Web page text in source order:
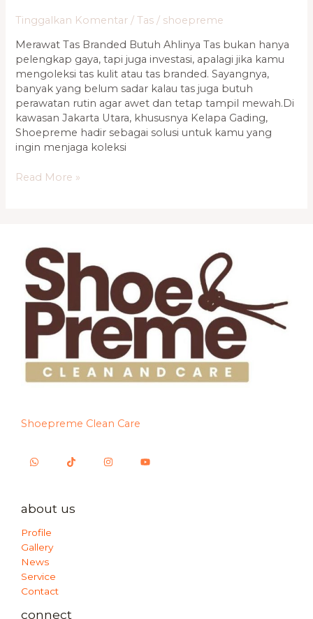
Tinggalkan Komentar /Tas / shoepreme
Merawat Tas Branded Butuh Ahlinya Tas bukan hanya
pelengkap gaya, tapi juga investasi, apalagi jika kamu
mengoleksi tas kulit atau tas branded. Sayangnya,
banyak yang belum sadar kalau tas juga butuh
perawatan rutin agar awet dan tetap tampil mewah.Di
kawasan Jakarta Utara, khususnya Kelapa Gading,
Shoepreme hadir sebagai solusi untuk kamu yang
ingin menjaga koleksi
Read More »
Shoepreme Clean Care
about us
Profile
Gallery
News
Service
Contact
connect